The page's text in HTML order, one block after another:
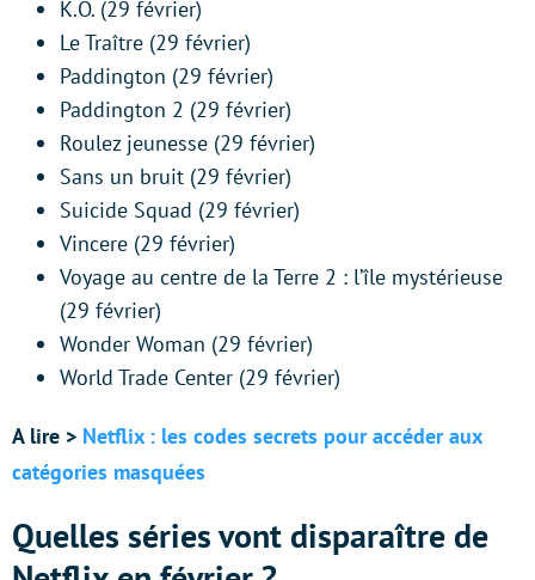
K.O. (29 février)
Le Traître (29 février)
Paddington (29 février)
Paddington 2 (29 février)
Roulez jeunesse (29 février)
Sans un bruit (29 février)
Suicide Squad (29 février)
Vincere (29 février)
Voyage au centre de la Terre 2 : l’île mystérieuse
(29 février)
Wonder Woman (29 février)
World Trade Center (29 février)
A lire > Netflix : les codes secrets pour accéder aux
catégories masquées
Quelles séries vont disparaître de